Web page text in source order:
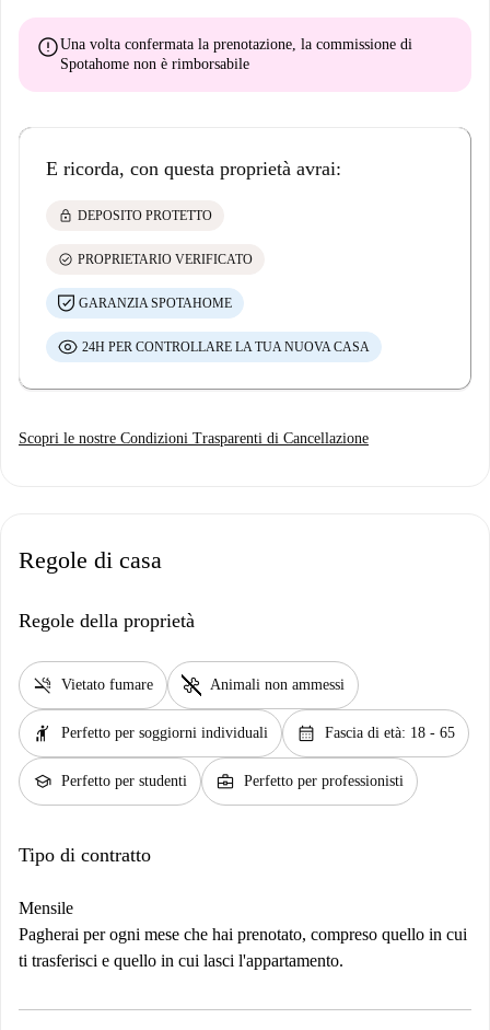
errorUna volta confermata la prenotazione, la commissione di
Spotahome non è rimborsabile
E ricorda, con questa proprietà avrai:
lock DEPOSITO PROTETTO
check_circle PROPRIETARIO VERIFICATO
GARANZIA SPOTAHOME
24H PER CONTROLLARE LA TUA NUOVA CASA
Scopri le nostre Condizioni Trasparenti di Cancellazione
Regole di casa
Regole della proprietà
smoke_free Vietato fumare pet_supplies Animali non ammessi
hail Perfetto per soggiorni individuali calendar_month Fascia di età: 18 - 65
school Perfetto per studenti business_center Perfetto per professionisti
Tipo di contratto
Mensile
Pagherai per ogni mese che hai prenotato, compreso quello in cui
ti trasferisci e quello in cui lasci l'appartamento.